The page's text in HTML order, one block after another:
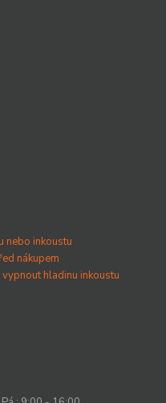
nebo inkoustu
nákupem
hladinu inkoustu